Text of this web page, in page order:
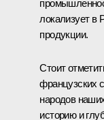
локализует в
продукции.
Стоит
французских
народов
историю и